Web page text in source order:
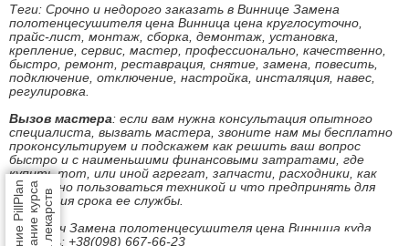
Теги: Срочно и недорого заказать в Виннице Замена
полотенцесушителя цена Винница цена круглосуточно,
прайс-лист, монтаж, сборка, демонтаж, установка,
крепление, сервис, мастер, профессионально, качественно,
быстро, ремонт, реставрация, снятие, замена, повесить,
подключение, отключение, настройка, инсталяция, навес,
регулировка.
Вызов мастера: если вам нужна консультация опытного
специалиста, вызвать мастера, звоните нам мы бесплатно
проконсультируем и подскажем как решить ваш вопрос
быстро и с наименьшими финансовыми затратами, где
купить тот, или иной агрегат, запчасти, расходники, как
безопасно пользоваться техникой и что предпринять для
продления срока ее службы.
Под ключ Замена полотенцесушителя цена Винница куда
звонить: +38(098) 667-66-23